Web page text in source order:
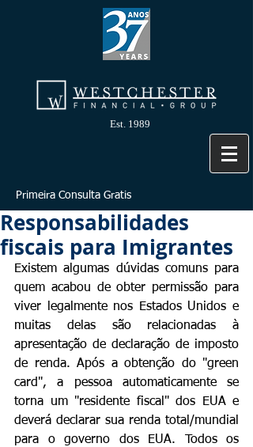
Est. 1989
Primeira Consulta Gratis
Responsabilidades
fiscais para Imigrantes
Existem algumas dúvidas comuns para
quem acabou de obter permissão para
viver legalmente nos Estados Unidos e
muitas delas são relacionadas à
apresentação de declaração de imposto
de renda. Após a obtenção do "green
card", a pessoa automaticamente se
torna um "residente fiscal" dos EUA e
deverá declarar sua renda total/mundial
para o governo dos EUA. Todos os